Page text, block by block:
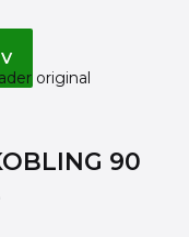
90